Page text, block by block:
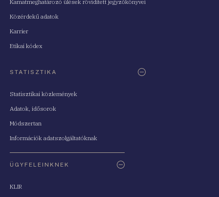
Kamatmeghatározó ülések rövidített jegyzőkönyvei
Közérdekű adatok
Karrier
Etikai kódex
STATISZTIKA
Statisztikai közlemények
Adatok, idősorok
Módszertan
Információk adatszolgáltatóknak
ÜGYFELEINKNEK
KLIR